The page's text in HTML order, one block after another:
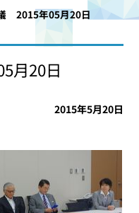
2015年05月20日
月20日
2015年5月20日